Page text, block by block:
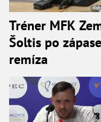
Tréner MFK
Šoltis po
remíza